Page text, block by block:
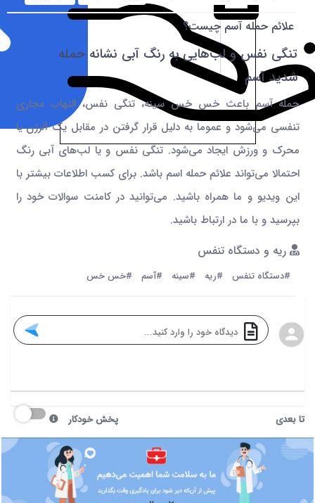
علائم حمله آسم چیست؟
تنگی نفس و لب‌هایی به رنگ آبی نشانه حمله
شدید آسم
حمله آسم باعث خس خس سینه، تنگی نفس، التهاب مجاری
تنفسی می‌شود و عموما به دلیل قرار گرفتن در مقابل یک آلرژن یا
محرک و ورزش ایجاد می‌شود. تنگی نفس و یا لب‌های آبی رنگ
احتمالا می‌تواند علائم حمله اسم باشد. برای کسب اطلاعات بیشتر با
این ویدیو و ما همراه باشید. می‌توانید در کامنت سوالات خود را
بپرسید و با ما در ارتباط باشید.
ریه و دستگاه تنفس
#دستگاه تنفس #ریه #سینه #آسم #خس خس
تا بعدی پخش خودکار